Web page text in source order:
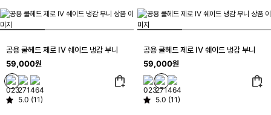
공용 쿨헤드 제로 IV 쉐이드 냉감 부니
59,000원
5.0 (11)
공용 쿨헤드 제로 IV 쉐이드 냉감 부니
59,000원
5.0 (11)